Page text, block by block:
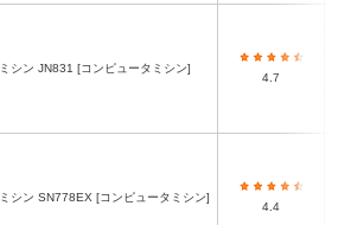
ミシン JN831 [コンピュータミシン]
4.7
ミシン SN778EX [コンピュータミシン]
4.4